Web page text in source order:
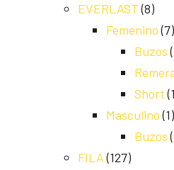
EVERLAST (8)
Femenino (7)
Buzos
Short
Masculino (1)
Buzos
FILA (127)